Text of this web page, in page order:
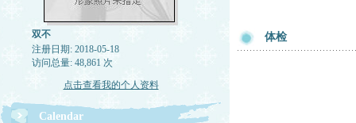
双不
注册日期: 2018-05-18
访问总量: 48,861 次
点击查看我的个人资料
Calendar
体检